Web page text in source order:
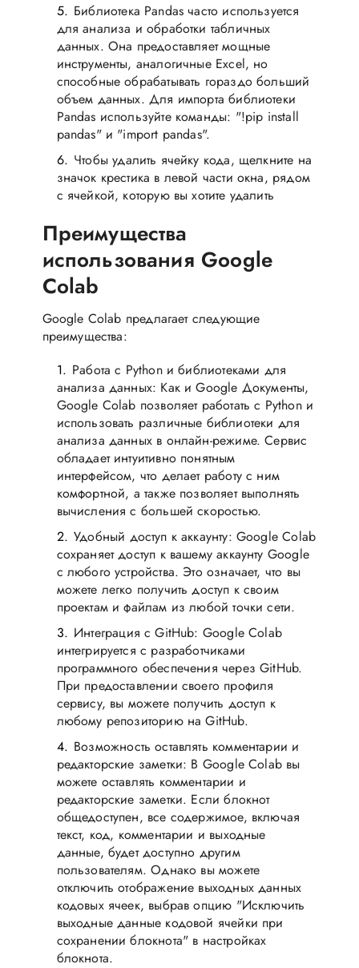
Библиотека Pandas часто используется
для анализа и обработки табличных
данных. Она предоставляет мощные
инструменты, аналогичные Excel, но
способные обрабатывать гораздо больший
объем данных. Для импорта библиотеки
Pandas используйте команды: "!pip install
pandas" и "import pandas".
Чтобы удалить ячейку кода, щелкните на
значок крестика в левой части окна, рядом
с ячейкой, которую вы хотите удалить
Преимущества
использования Google
Colab
Google Colab предлагает следующие
преимущества:
Работа с Python и библиотеками для
анализа данных: Как и Google Документы,
Google Colab позволяет работать с Python и
использовать различные библиотеки для
анализа данных в онлайн-режиме. Сервис
обладает интуитивно понятным
интерфейсом, что делает работу с ним
комфортной, а также позволяет выполнять
вычисления с большей скоростью.
Удобный доступ к аккаунту: Google Colab
сохраняет доступ к вашему аккаунту Google
с любого устройства. Это означает, что вы
можете легко получить доступ к своим
проектам и файлам из любой точки сети.
Интеграция с GitHub: Google Colab
интегрируется с разработчиками
программного обеспечения через GitHub.
При предоставлении своего профиля
сервису, вы можете получить доступ к
любому репозиторию на GitHub.
Возможность оставлять комментарии и
редакторские заметки: В Google Colab вы
можете оставлять комментарии и
редакторские заметки. Если блокнот
общедоступен, все содержимое, включая
текст, код, комментарии и выходные
данные, будет доступно другим
пользователям. Однако вы можете
отключить отображение выходных данных
кодовых ячеек, выбрав опцию "Исключить
выходные данные кодовой ячейки при
сохранении блокнота" в настройках
блокнота.